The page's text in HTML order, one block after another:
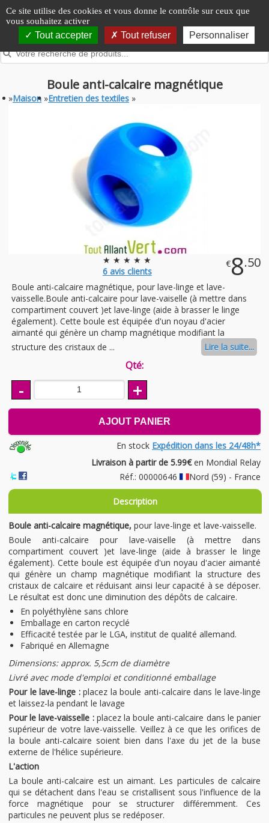
Panneau de gestion des cookies
Ce site utilise des cookies et vous donne le contrôle sur ceux que
vous souhaitez activer
Tout accepter Tout refuser Personnaliser
Boule anti-calcaire magnétique
»Maison »Entretien des textiles »
★ ★ ★ ★ ★
6avis clients
€8.50
Boule anti-calcaire magnétique, pour lave-linge et lave-
vaisselle.Boule anti-calcaire pour lave-vaiselle (à mettre dans
compartiment couvert )et lave-linge (aide à brasser le linge
également). Cette boule est équipée d'un noyau d'acier
aimanté qui génère un champ magnétique modifiant la
structure des cristaux de ...
Lire la suite...
Qté:
- +
AJOUT PANIER
En stock Expédition dans les 24/48h*
Livraison à partir de 5.99€en Mondial Relay
Réf.: 00000646
Nord (59) - France
Description
Boule anti-calcaire magnétique, pour lave-linge et lave-vaisselle.
Boule anti-calcaire pour lave-vaiselle (à mettre dans
compartiment couvert )et lave-linge (aide à brasser le linge
également). Cette boule est équipée d'un noyau d'acier aimanté
qui génère un champ magnétique modifiant la structure des
cristaux de calcaire et réduisant ainsi leur capacité à se déposer.
Le résultat est donc une diminution des dépôts de calcaire.
En polyéthylène sans chlore
Emballage en carton recyclé
Efficacité testée par le LGA, institut de qualité allemand.
Fabriqué en Allemagne
Dimensions: approx. 5,5cm de diamètre
Livré avec mode d'emploi et conditionné emballage
Pour le lave-linge : placez la boule anti-calcaire dans le lave-linge
et laissez-la pendant le lavage
Pour le lave-vaisselle : placez la boule anti-calcaire dans le panier
supérieur de votre lave-vaisselle. Veillez à ce que les orifices de
la boule anti-calcaire soient bien dans l'axe du jet de la buse
externe de l'hélice supérieure.
L'action
La boule anti-calcaire est un aimant. Les particules de calcaire
qui se détachent dans l'eau se cristallisent sous l'influence de la
force magnétique pour se structurer différemment. Ces
particules ne peuvent plus se redéposer.